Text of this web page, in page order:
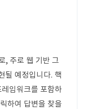
, 주로 웹 기반 그
될 예정입니다. 핵
임워크를 포함하
하여 답변을 찾을